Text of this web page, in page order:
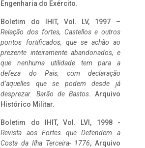
Engenharia do Exército.
Boletim do IHIT, Vol. LV, 1997 –
Relação dos fortes, Castellos e outros
pontos fortificados, que se achão ao
prezente inteiramente abandonados, e
que nenhuma utilidade tem para a
defeza do Pais, com declaração
d’aquelles que se podem desde já
desprezar. Barão de Bastos. Arquivo
Histórico Militar.
Boletim do IHIT, Vol. LVI, 1998 -
Revista aos Fortes que Defendem a
Costa da Ilha Terceira- 1776, Arquivo